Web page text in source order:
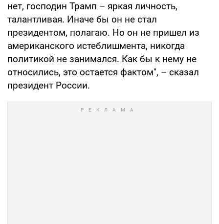
нет, господин Трамп – яркая личность,
талантливая. Иначе бы он не стал
президентом, полагаю. Но он не пришел из
американского истеблишмента, никогда
политикой не занимался. Как бы к нему не
относились, это остается фактом", – сказал
президент России.